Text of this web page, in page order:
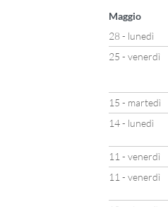
Maggio
28 - lunedì
25 - venerdì
15 - martedì
14 - lunedì
11 - venerdì
11 - venerdì